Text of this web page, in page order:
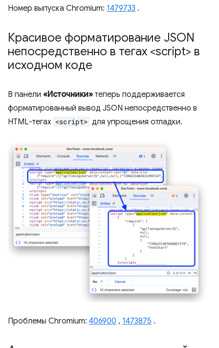
Номер выпуска Chromium: 1479733 .
Красивое форматирование JSON
непосредственно в тегах <script> в
исходном коде
В панели «Источники» теперь поддерживается
форматированный вывод JSON непосредственно в
HTML-тегах <script> для упрощения отладки.
Проблемы Chromium: 406900 , 1473875 .